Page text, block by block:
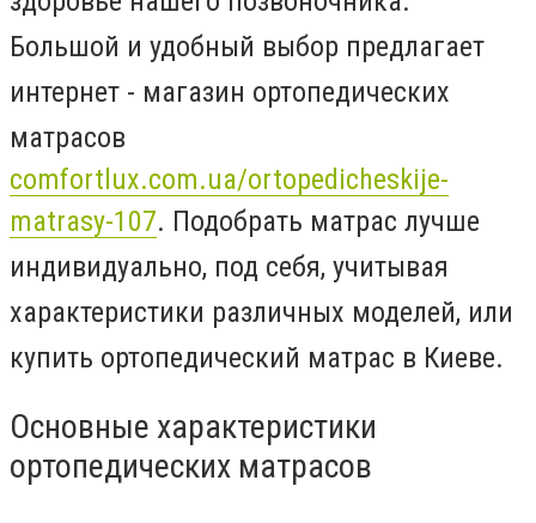
Большой и удобный выбор предлагает
интернет - магазин ортопедических
матрасов
comfortlux.com.ua/ortopedicheskije-
matrasy-107. Подобрать матрас лучше
индивидуально, под себя, учитывая
характеристики различных моделей, или
купить ортопедический матрас в Киеве.
Основные характеристики
ортопедических матрасов